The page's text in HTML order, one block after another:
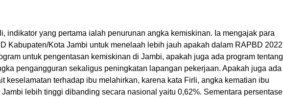
indikator yang pertama ialah penurunan angka kemiskinan. Ia mengajak para
Kabupaten/Kota Jambi untuk menelaah lebih jauh apakah dalam RAPBD 2022
untuk pengentasan kemiskinan di Jambi, apakah juga ada program tentang
pengangguran sekaligus peningkatan lapangan pekerjaan. Apakah juga ada
keselamatan terhadap ibu melahirkan, karena kata Firli, angka kematian ibu
lebih tinggi dibanding secara nasional yaitu 0,62%. Sementara persentase